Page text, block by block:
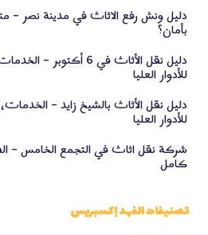
دليل ونش رفع الاثاث في مدينة نصر
بأمان؟
دليل نقل الأثاث في 6
للأدوار العليا
دليل نقل الأثاث بالشيخ زايد –
للأدوار العليا
شركة نقل اثاث في التجمع الخامس –
كامل
تصنيفات الفهد إكسبريس